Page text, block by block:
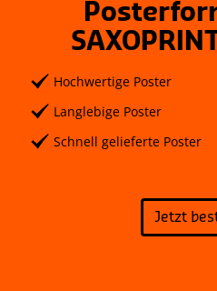
Hochwertige Poster
Langlebige Poster
Schnell gelieferte Poster
Jetzt